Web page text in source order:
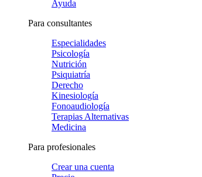
Ayuda
Para consultantes
Especialidades
Psicología
Nutrición
Psiquiatría
Derecho
Kinesiología
Fonoaudiología
Terapias Alternativas
Medicina
Para profesionales
Crear una cuenta